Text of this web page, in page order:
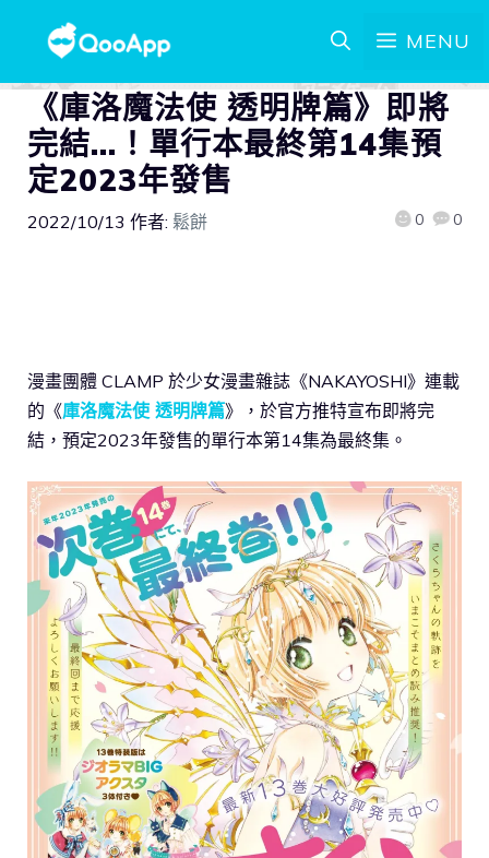
MENU
《庫洛魔法使 透明牌篇》即將
完結…！單行本最終第14集預
定2023年發售
2022/10/13 作者: 鬆餅 0 0
漫畫團體 CLAMP 於少女漫畫雜誌《NAKAYOSHI》連載
的《庫洛魔法使 透明牌篇》，於官方推特宣布即將完
結，預定2023年發售的單行本第14集為最終集。